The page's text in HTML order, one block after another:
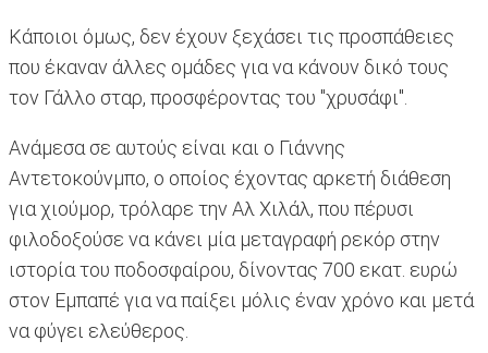
Κάποιοι όμως, δεν έχουν ξεχάσει τις προσπάθειες
που έκαναν άλλες ομάδες για να κάνουν δικό τους
τον Γάλλο σταρ, προσφέροντας του "χρυσάφι".
Ανάμεσα σε αυτούς είναι και ο Γιάννης
Αντετοκούνμπο, ο οποίος έχοντας αρκετή διάθεση
για χιούμορ, τρόλαρε την Αλ Χιλάλ, που πέρυσι
φιλοδοξούσε να κάνει μία μεταγραφή ρεκόρ στην
ιστορία του ποδοσφαίρου, δίνοντας 700 εκατ. ευρώ
στον Εμπαπέ για να παίξει μόλις έναν χρόνο και μετά
να φύγει ελεύθερος.